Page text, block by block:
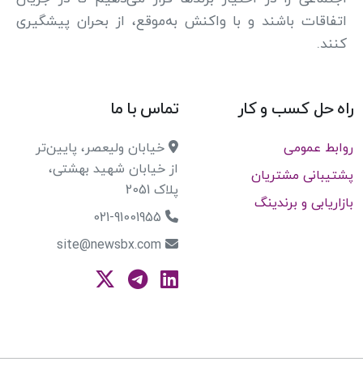
اتفاقات باشند و با واکنش به‌موقع، از بحران پیشگیری
کنند.
راه حل کسب و کار
روابط عمومی
پشتیبانی مشتریان
بازاریابی و برندینگ
تماس با ما
خیابان ولیعصر، پایین‌تر
از خیابان شهید بهشتی،
پلاک 2051